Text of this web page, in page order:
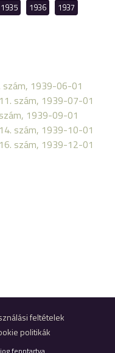
1935 1936
1937
szám, 1939-06-01
szám, 1939-07-01
1939-09-01
szám, 1939-10-01
szám, 1939-12-01
feltételek
politikák